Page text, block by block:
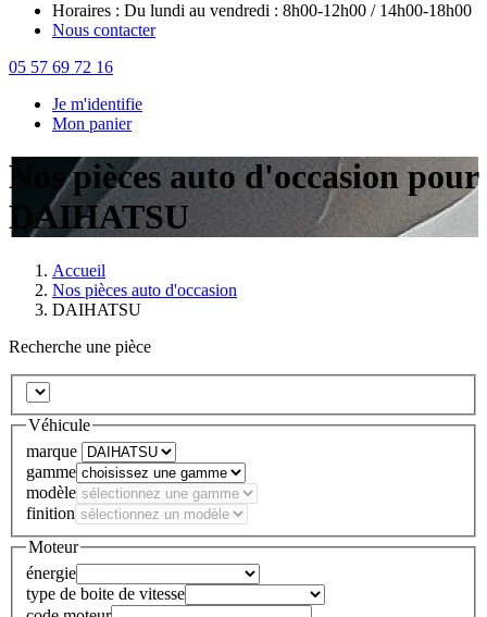
Horaires : Du lundi au vendredi : 8h00-12h00 / 14h00-18h00
Nous contacter
05 57 69 72 16
Je m'identifie
Mon panier
Nos pièces auto d'occasion pour
DAIHATSU
Accueil
Nos pièces auto d'occasion
DAIHATSU
Recherche une pièce
Véhicule
marque
gamme
modèle
finition
Moteur
énergie
type de boite de vitesse